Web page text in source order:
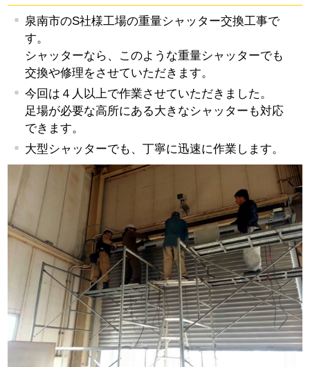
泉南市のS社様工場の重量シャッター交換工事で
す。
シャッターなら、このような重量シャッターでも
交換や修理をさせていただきます。
今回は４人以上で作業させていただきました。
足場が必要な高所にある大きなシャッターも対応
できます。
大型シャッターでも、丁寧に迅速に作業します。